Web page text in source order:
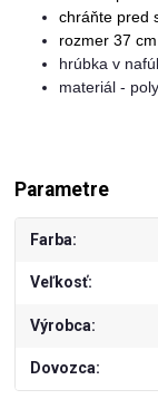
chráňte pred
rozmer 37
hrúbka v
materiál -
Parametre
Farba
Veľkosť
Výrobca
Dovozca